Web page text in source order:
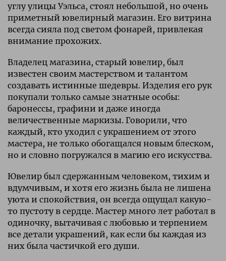
углу улицы Уэльса, стоял небольшой, но очень
приметный ювелирный магазин. Его витрина
всегда сияла под светом фонарей, привлекая
внимание прохожих.
Владелец магазина, старый ювелир, был
известен своим мастерством и талантом
создавать истинные шедевры. Изделия его рук
покупали только самые знатные особы:
баронессы, графини и даже иногда
величественные маркизы. Говорили, что
каждый, кто уходил с украшением от этого
мастера, не только обогащался новым блеском,
но и словно погружался в магию его искусства.
Ювелир был сдержанным человеком, тихим и
вдумчивым, и хотя его жизнь была не лишена
уюта и спокойствия, он всегда ощущал какую-
то пустоту в сердце. Мастер много лет работал в
одиночку, вытачивая с любовью и терпением
все детали украшений, как если бы каждая из
них была частичкой его души.